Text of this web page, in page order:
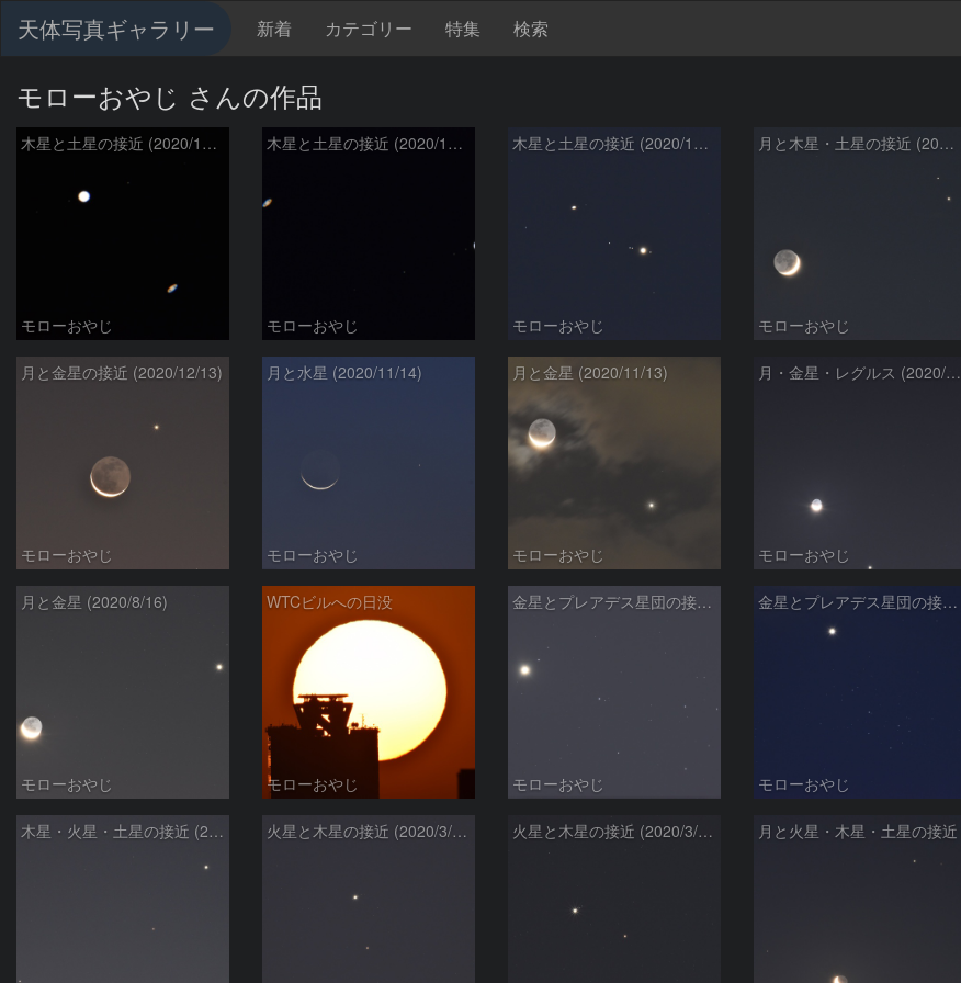
天体写真ギャラリー 新着 カテゴリー 特集 検索
モローおやじ さんの作品
木星と土星の接近 (2020/12/21)
モローおやじ
木星と土星の接近 (2020/12/20)
モローおやじ
木星と土星の接近 (2020/12/19)
モローおやじ
月と木星・土星の接近 (2020/12/17)
モローおやじ
月と金星の接近 (2020/12/13)
モローおやじ
月と水星 (2020/11/14)
モローおやじ
月と金星 (2020/11/13)
モローおやじ
月・金星・レグルス (2020/10/14)
モローおやじ
月と金星 (2020/8/16)
モローおやじ
WTCビルへの日没
モローおやじ
金星とプレアデス星団の接近 (2020/4/4)
モローおやじ
金星とプレアデス星団の接近 (2020/4/5)
モローおやじ
木星・火星・土星の接近 (2020/3/25) 火星と木星の接近 (2020/3/21) 火星と木星の接近 (2020/3/20) 月と火星・木星・土星の接近